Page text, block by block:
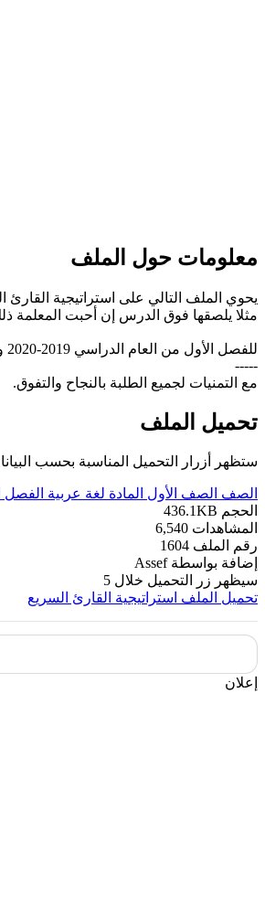
معلومات حول الملف
يحوي الملف التالي على استراتيجية
مثلا يلصقها فوق الدرس إن أحبت المعلمة
للفصل الأول من العام الدراسي 2019-2020 وفق المنهاج الحديث لسلطنة عُمان، تحميل مباشر
-----
مع التمنيات لجميع الطلبة بالنجاح والتفوق.
تحميل الملف
ستظهر أزرار التحميل المناسبة بحسب
الصف الصف الأول المادة لغة عربية الفصل
الحجم 436.1KB
المشاهدات 6,540
رقم الملف 1604
إضافة بواسطة Assef
سيظهر زر التحميل خلال 5
تحميل الملف استراتيجية القارئ السريع
إعلان